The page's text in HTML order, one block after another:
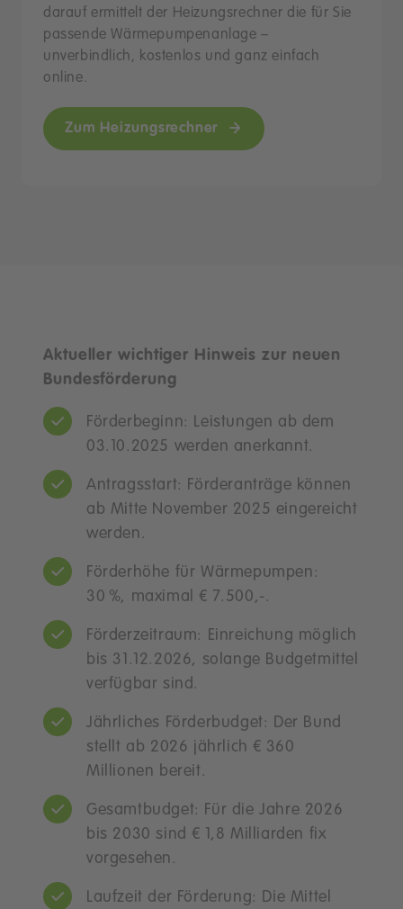
darauf ermittelt der Heizungsrechner die für Sie
passende Wärmepumpenanlage –
unverbindlich, kostenlos und ganz einfach
online.
Zum Heizungsrechner
Aktueller wichtiger Hinweis zur neuen
Bundesförderung
Förderbeginn: Leistungen ab dem
03.10.2025 werden anerkannt.
Antragsstart: Förderanträge können
ab Mitte November 2025 eingereicht
werden.
Förderhöhe für Wärmepumpen:
30 %, maximal € 7.500,-.
Förderzeitraum: Einreichung möglich
bis 31.12.2026, solange Budgetmittel
verfügbar sind.
Jährliches Förderbudget: Der Bund
stellt ab 2026 jährlich € 360
Millionen bereit.
Gesamtbudget: Für die Jahre 2026
bis 2030 sind € 1,8 Milliarden fix
vorgesehen.
Laufzeit der Förderung: Die Mittel